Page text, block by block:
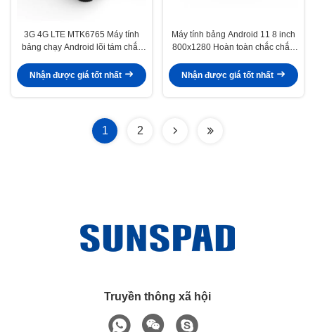
3G 4G LTE MTK6765 Máy tính
bảng chạy Android lõi tám chắc
sinh trắc học
Nhận được giá tốt nhất
Máy tính bảng Android 11 8 inch
800x1280 Hoàn toàn chắc chắn
GB Có NFC RFID
Nhận được giá tốt nhất
1 2
Truyền thông xã hội